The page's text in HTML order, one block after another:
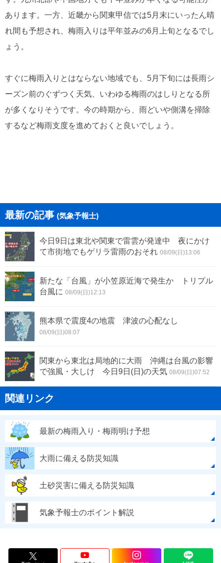
あります。一方、近畿から関東甲信では5月末にいったん晴
れ間も予想され、梅雨入りは平年並みの6月上旬となるでし
ょう。
すぐに梅雨入りとはならない地域でも、5月下旬には長雨シ
ーズン前のぐずつく天気、いわゆる梅雨のはしりとなる所
が多くなりそうです。今の時期から、雨どいや側溝を掃除
するなど梅雨支度を進めておくと良いでしょう。
最新の記事 (気象予報士)
今日9日は東北や関東で雷雲が発達中 夜にかけ
て市街地でもゲリラ雷雨のおそれ 08/09(日)13:06
新たな「台風」が小笠原近海で発生か トリプル
台風に 08/09(日)12:13
熊本県で震度4の地震 津波の心配なし
08/09(日)08:07
関東から東北は局地的に大雨 沖縄は台風の影響
で強風・大しけ 今日9日(日)の天気 08/09(日)07:52
関連リンク
最新の梅雨入り・梅雨明け予想
大雨に備える防災知識
土砂災害に備える防災知識
気象予報士のポイント解説